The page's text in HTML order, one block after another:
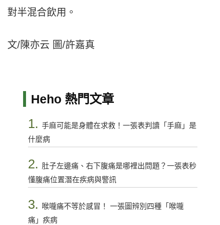
對半混合飲用。
文/陳亦云 圖/許嘉真
Heho 熱門文章
1. 手麻可能是身體在求救！一張表判讀「手麻」是
什麼病
2. 肚子左邊痛、右下腹痛是哪裡出問題？一張表秒
懂腹痛位置潛在疾病與警訊
3.
喉嚨痛不等於感冒！ 一張圖辨別四種「喉嚨
痛」疾病